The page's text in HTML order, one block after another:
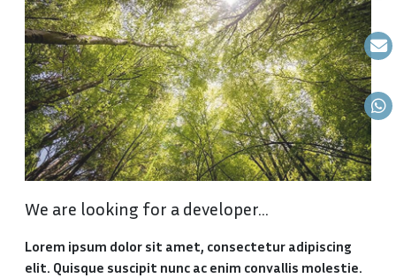
We are looking for a developer...
Lorem ipsum dolor sit amet, consectetur adipiscing
elit. Quisque suscipit nunc ac enim convallis molestie.